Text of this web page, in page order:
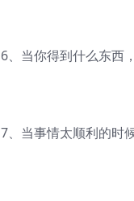
6、当你得到什么东西
7、当事情太顺利的时